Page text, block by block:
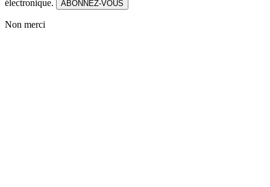
électronique.
ABONNEZ-VOUS
Non merci